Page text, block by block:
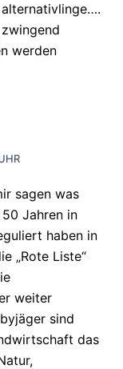
werden
sagen was
Jahren in
haben in
„Rote Liste“
weiter
sind
das